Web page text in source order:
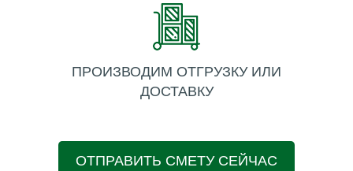
ПРОИЗВОДИМ ОТГРУЗКУ ИЛИ
ДОСТАВКУ
ОТПРАВИТЬ СМЕТУ СЕЙЧАС